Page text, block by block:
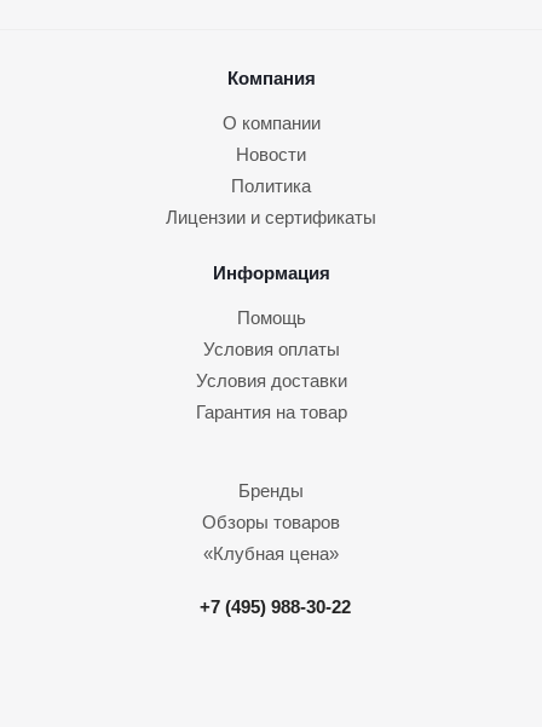
Компания
О компании
Новости
Политика
Лицензии и сертификаты
Информация
Помощь
Условия оплаты
Условия доставки
Гарантия на товар
Бренды
Обзоры товаров
«Клубная цена»
+7 (495) 988-30-22